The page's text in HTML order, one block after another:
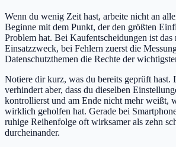
Wenn du wenig Zeit hast, arbeite nicht an
Beginne mit dem Punkt, der den größten
Problem hat. Bei Kaufentscheidungen ist das
Einsatzzweck, bei Fehlern zuerst die
Datenschutzthemen die Rechte der
Notiere dir kurz, was du bereits geprüft hast.
verhindert aber, dass du dieselben
kontrollierst und am Ende nicht mehr weißt,
wirklich geholfen hat. Gerade bei
ruhige Reihenfolge oft wirksamer als zehn
durcheinander.